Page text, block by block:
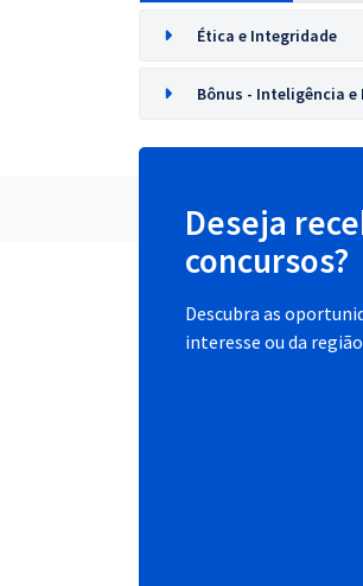
Ética e Integridade
Bônus - Inteligência
Deseja
concursos?
Descubra as
interesse ou da